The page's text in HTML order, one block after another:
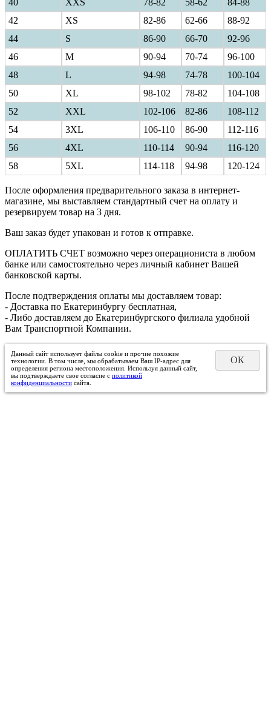
42
XS 82-86 62-66
88-92
44
S 86-90 66-70
92-96
46
M 90-94 70-74
96-100
48
L 94-98 74-78
100-104
50
XL 98-102 78-82
104-108
52
XXL 102-106 82-86
108-112
54
3XL 106-110 86-90
112-116
56
4XL 110-114 90-94
116-120
58
5XL 114-118 94-98 120-124
После оформления предварительного заказа в интернет-
магазине, мы выставляем стандартный счет на оплату и
резервируем товар на 3 дня.
Ваш заказ будет упакован и готов к отправке.
ОПЛАТИТЬ СЧЕТ возможно через операциониста в любом
банке или самостоятельно через личный кабинет Вашей
банковской карты.
После подтверждения оплаты мы доставляем товар:
- Доставка по Екатеринбургу бесплатная,
- Либо доставляем до Екатеринбургского филиала удобной
Вам Транспортной Компании.
Данный сайт использует файлы cookie и прочие похожие
технологии. В том числе, мы обрабатываем Ваш IP-адрес для
определения региона местоположения. Используя данный сайт,
вы подтверждаете свое согласие с политикой
конфиденциальности сайта.
ОК